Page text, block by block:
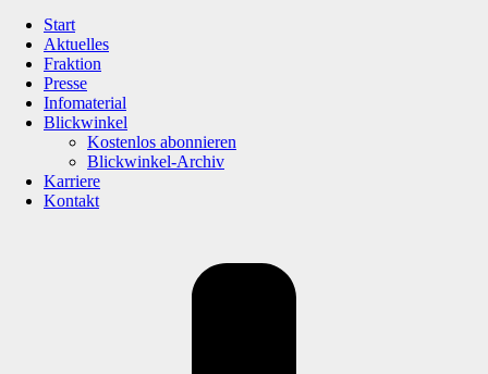
Start
Aktuelles
Fraktion
Presse
Infomaterial
Blickwinkel
Kostenlos abonnieren
Blickwinkel-Archiv
Karriere
Kontakt